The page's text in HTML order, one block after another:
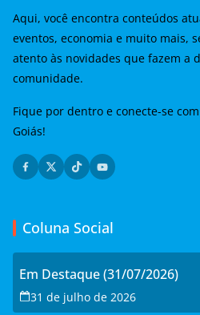
Aqui, você encontra conteúdos
eventos, economia e muito mais,
atento às novidades que fazem a
comunidade.
Fique por dentro e conecte-se
Goiás!
Coluna Social
Em Destaque (31/07/2026)
31 de julho de 2026